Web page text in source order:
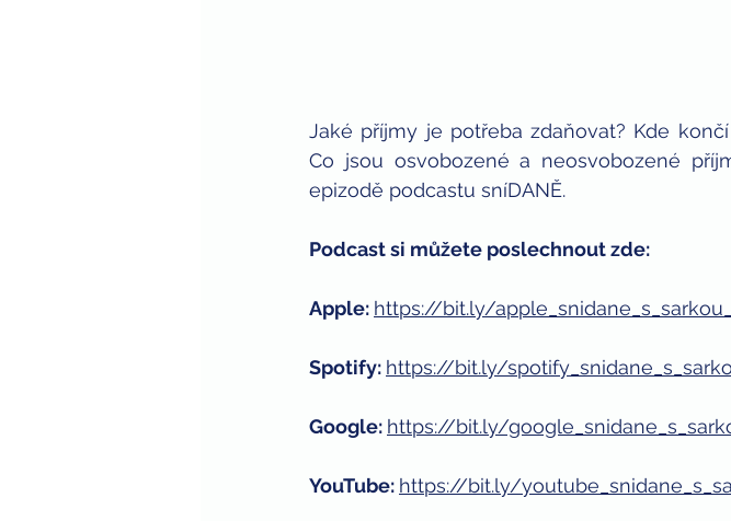
Jaké příjmy je potřeba zdaňovat? Kde
Co jsou osvobozené a neosvobozené
epizodě podcastu sníDANĚ.
Podcast si můžete poslechnout zde:
Apple: https://bit.ly/
Spotify: https://bit.ly/
Google: https://bit.ly/
YouTube: https://bit.ly/